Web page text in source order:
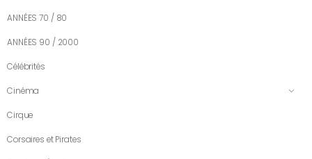
ANNÉES 70 / 80
ANNÉES 90 / 2000
Célébrités
Cinéma
Cirque
Corsaires et Pirates